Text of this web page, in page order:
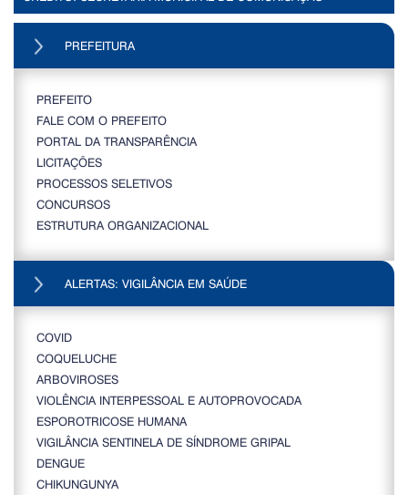
PREFEITURA
PREFEITO
FALE COM O PREFEITO
PORTAL DA TRANSPARÊNCIA
LICITAÇÕES
PROCESSOS SELETIVOS
CONCURSOS
ESTRUTURA ORGANIZACIONAL
ALERTAS: VIGILÂNCIA EM SAÚDE
COVID
COQUELUCHE
ARBOVIROSES
VIOLÊNCIA INTERPESSOAL E AUTOPROVOCADA
ESPOROTRICOSE HUMANA
VIGILÂNCIA SENTINELA DE SÍNDROME GRIPAL
DENGUE
CHIKUNGUNYA